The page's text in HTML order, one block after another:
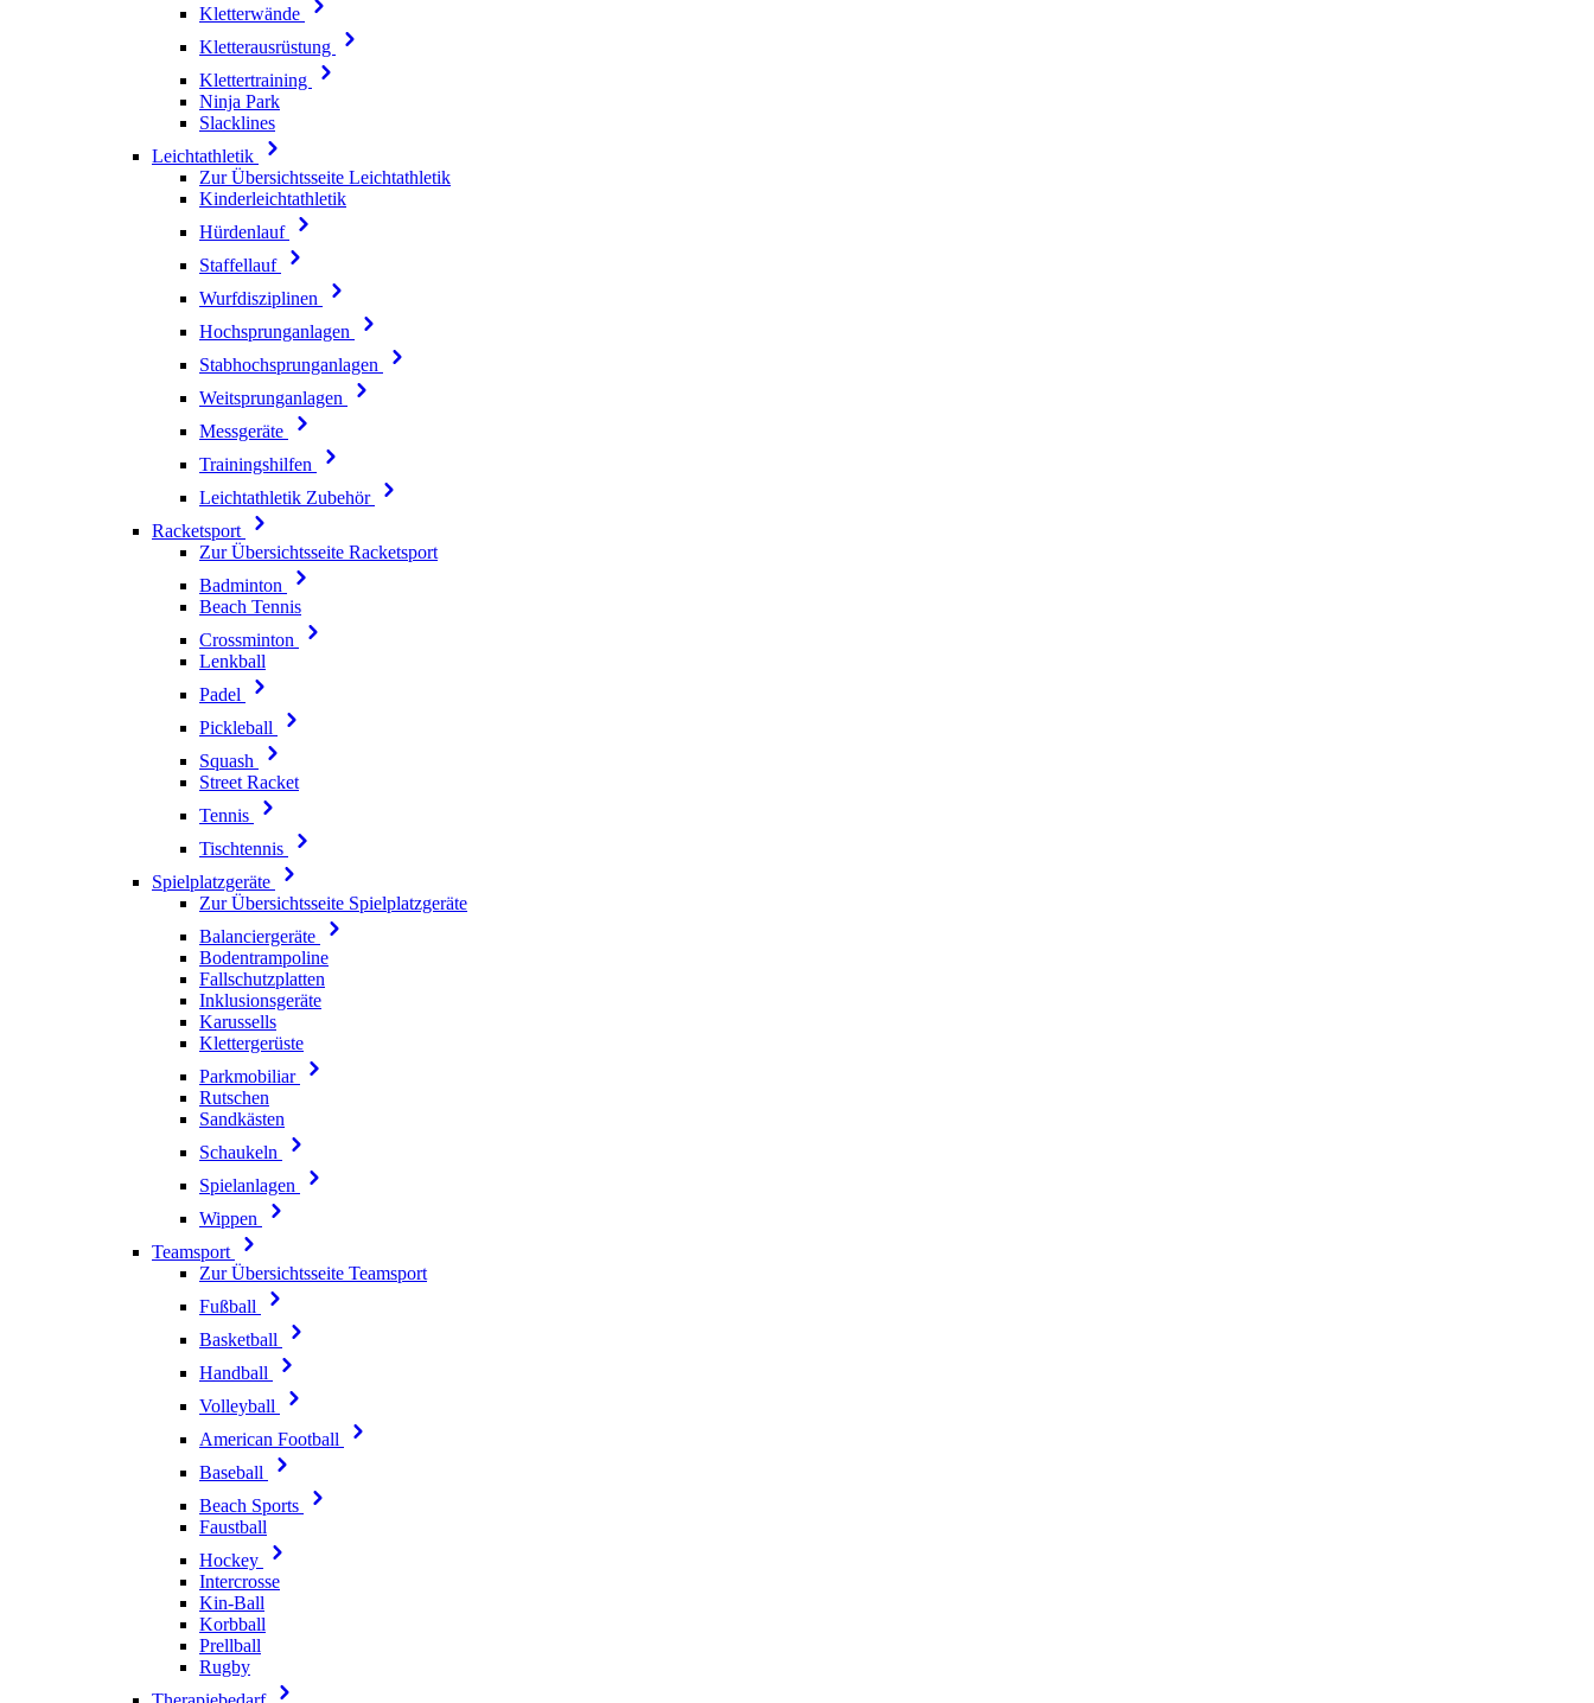
Kletterwände
Kletterausrüstung
Klettertraining
Ninja Park
Slacklines
Leichtathletik
Zur Übersichtsseite Leichtathletik
Kinderleichtathletik
Hürdenlauf
Staffellauf
Wurfdisziplinen
Hochsprunganlagen
Stabhochsprunganlagen
Weitsprunganlagen
Messgeräte
Trainingshilfen
Leichtathletik Zubehör
Racketsport
Zur Übersichtsseite Racketsport
Badminton
Beach Tennis
Crossminton
Lenkball
Padel
Pickleball
Squash
Street Racket
Tennis
Tischtennis
Spielplatzgeräte
Zur Übersichtsseite Spielplatzgeräte
Balanciergeräte
Bodentrampoline
Fallschutzplatten
Inklusionsgeräte
Karussells
Klettergerüste
Parkmobiliar
Rutschen
Sandkästen
Schaukeln
Spielanlagen
Wippen
Teamsport
Zur Übersichtsseite Teamsport
Fußball
Basketball
Handball
Volleyball
American Football
Baseball
Beach Sports
Faustball
Hockey
Intercrosse
Kin-Ball
Korbball
Prellball
Rugby